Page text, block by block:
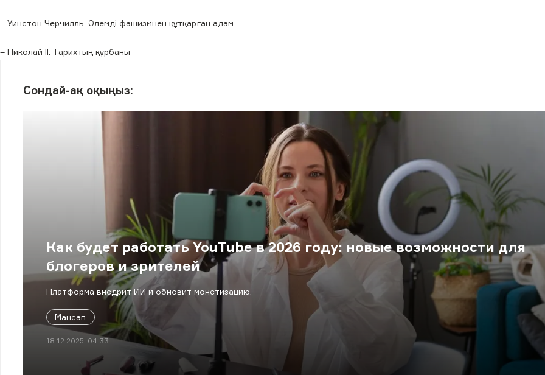
– Уинстон Черчилль. Әлемді фашизмнен құтқарған адам
– Николай II. Тарихтың құрбаны
Сондай-ақ оқыңыз:
Как будет работать YouTube в 2026 году: новые возможности для
блогеров и зрителей
Платформа внедрит ИИ и обновит монетизацию.
Мансап
18.12.2025, 04:33